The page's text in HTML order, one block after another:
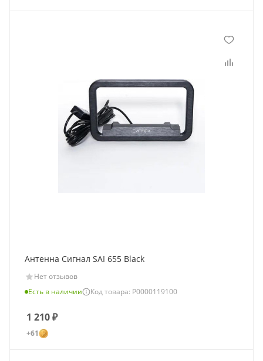
Антенна Сигнал SAI 655 Black
Нет отзывов
Есть в наличии
Код товара: Р0000119100
1 210₽
+61